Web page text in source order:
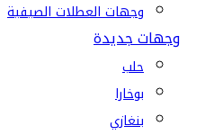
وجهات العطلات الصيفية
وجهات جديدة
حلب
بوخارا
بنغازي